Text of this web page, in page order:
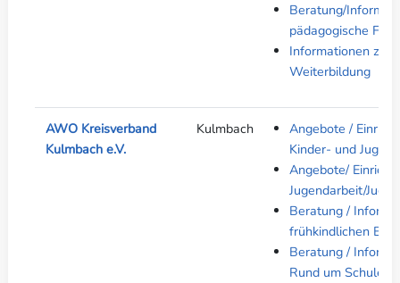
Beratung/
pädagogische
Informationen zur
Weiterbildung
AWO Kreisverband
Kulmbach e.V.
Kulmbach
Angebote /
Kinder- und
Angebote/
Jugendarbeit/
Beratung /
frühkindlichen
Beratung /
Rund um Schule